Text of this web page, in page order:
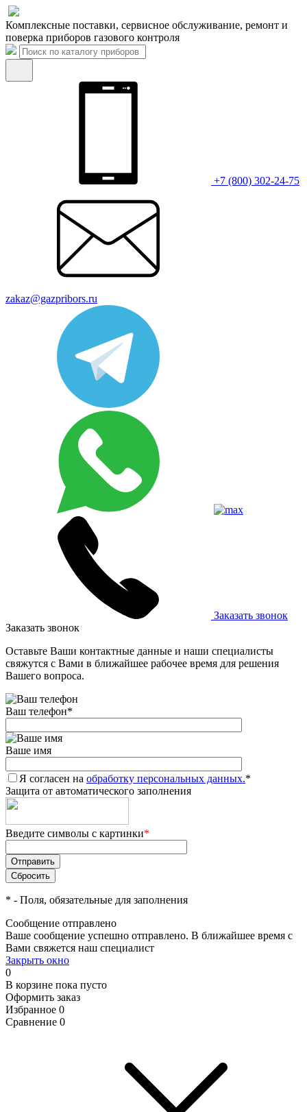
Комплексные поставки, сервисное обслуживание, ремонт и
поверка приборов газового контроля
+7 (800) 302-24-75
zakaz@gazpribors.ru
Заказать звонок
Заказать звонок
Оставьте Ваши контактные данные и наши специалисты
свяжутся с Вами в ближайшее рабочее время для решения
Вашего вопроса.
Ваш телефон*
Ваше имя
Я согласен на обработку персональных данных.*
Защита от автоматического заполнения
Введите символы с картинки*
* - Поля, обязательные для заполнения
Сообщение отправлено
Ваше сообщение успешно отправлено. В ближайшее время с
Вами свяжется наш специалист
Закрыть окно
0
В корзине пока пусто
Оформить заказ
Избранное 0
Сравнение 0